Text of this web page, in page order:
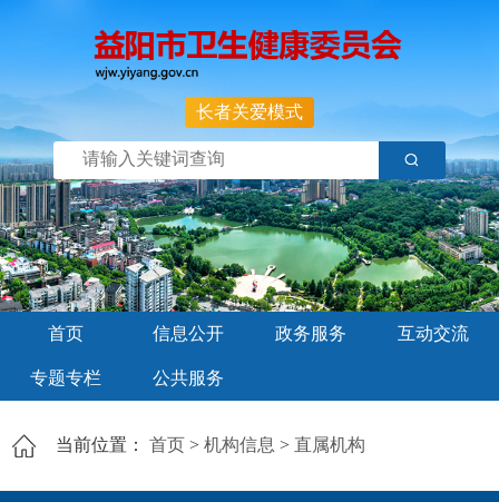
长者关爱模式
首页 信息公开 政务服务 互动交流
专题专栏 公共服务
当前位置： 首页 > 机构信息 > 直属机构